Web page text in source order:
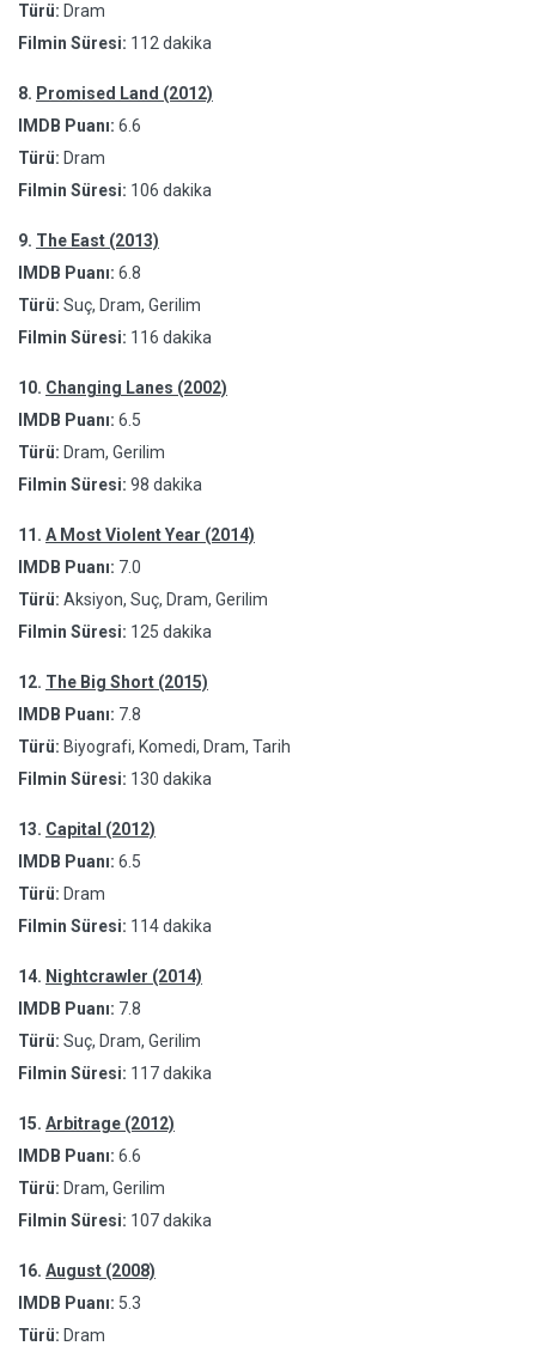
Türü: Dram
Filmin Süresi: 112 dakika
8. Promised Land (2012)
IMDB Puanı: 6.6
Türü: Dram
Filmin Süresi: 106 dakika
9. The East (2013)
IMDB Puanı: 6.8
Türü: Suç, Dram, Gerilim
Filmin Süresi: 116 dakika
10. Changing Lanes (2002)
IMDB Puanı: 6.5
Türü: Dram, Gerilim
Filmin Süresi: 98 dakika
11. A Most Violent Year (2014)
IMDB Puanı: 7.0
Türü: Aksiyon, Suç, Dram, Gerilim
Filmin Süresi: 125 dakika
12. The Big Short (2015)
IMDB Puanı: 7.8
Türü: Biyografi, Komedi, Dram, Tarih
Filmin Süresi: 130 dakika
13. Capital (2012)
IMDB Puanı: 6.5
Türü: Dram
Filmin Süresi: 114 dakika
14. Nightcrawler (2014)
IMDB Puanı: 7.8
Türü: Suç, Dram, Gerilim
Filmin Süresi: 117 dakika
15. Arbitrage (2012)
IMDB Puanı: 6.6
Türü: Dram, Gerilim
Filmin Süresi: 107 dakika
16. August (2008)
IMDB Puanı: 5.3
Türü: Dram